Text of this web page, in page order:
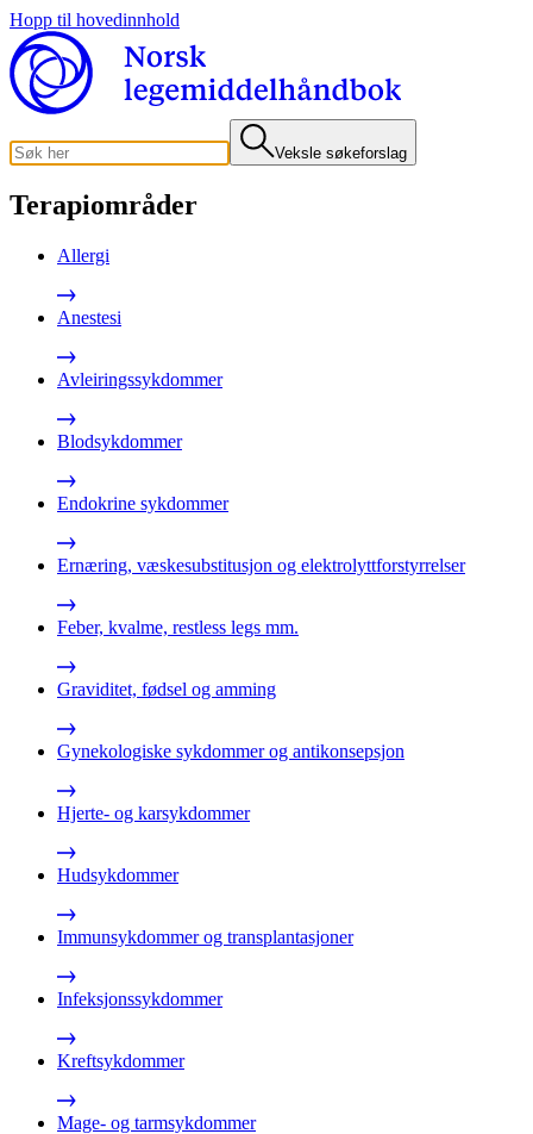
Hopp til hovedinnhold
Veksle søkeforslag
Terapiområder
Allergi
Anestesi
Avleiringssykdommer
Blodsykdommer
Endokrine sykdommer
Ernæring, væskesubstitusjon og elektrolyttforstyrrelser
Feber, kvalme, restless legs mm.
Graviditet, fødsel og amming
Gynekologiske sykdommer og antikonsepsjon
Hjerte- og karsykdommer
Hudsykdommer
Immunsykdommer og transplantasjoner
Infeksjonssykdommer
Kreftsykdommer
Mage- og tarmsykdommer